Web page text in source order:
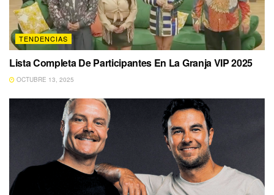
TENDENCIAS
Lista Completa De Participantes En La Granja VIP 2025
OCTUBRE 13, 2025